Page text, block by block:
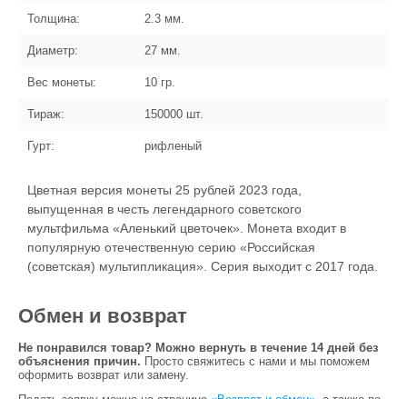
Толщина: 2.3 мм.
Диаметр: 27 мм.
Вес монеты: 10 гр.
Тираж: 150000 шт.
Гурт: рифленый
Цветная версия монеты 25 рублей 2023 года,
выпущенная в честь легендарного советского
мультфильма «Аленький цветочек». Монета входит в
популярную отечественную серию «Российская
(советская) мультипликация». Серия выходит с 2017 года.
Обмен и возврат
Не понравился товар? Можно вернуть в течение 14 дней без
объяснения причин. Просто свяжитесь с нами и мы поможем
оформить возврат или замену.